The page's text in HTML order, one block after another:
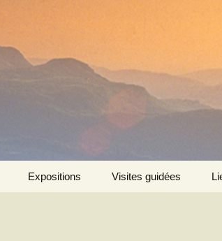
Expositions Visites guidées